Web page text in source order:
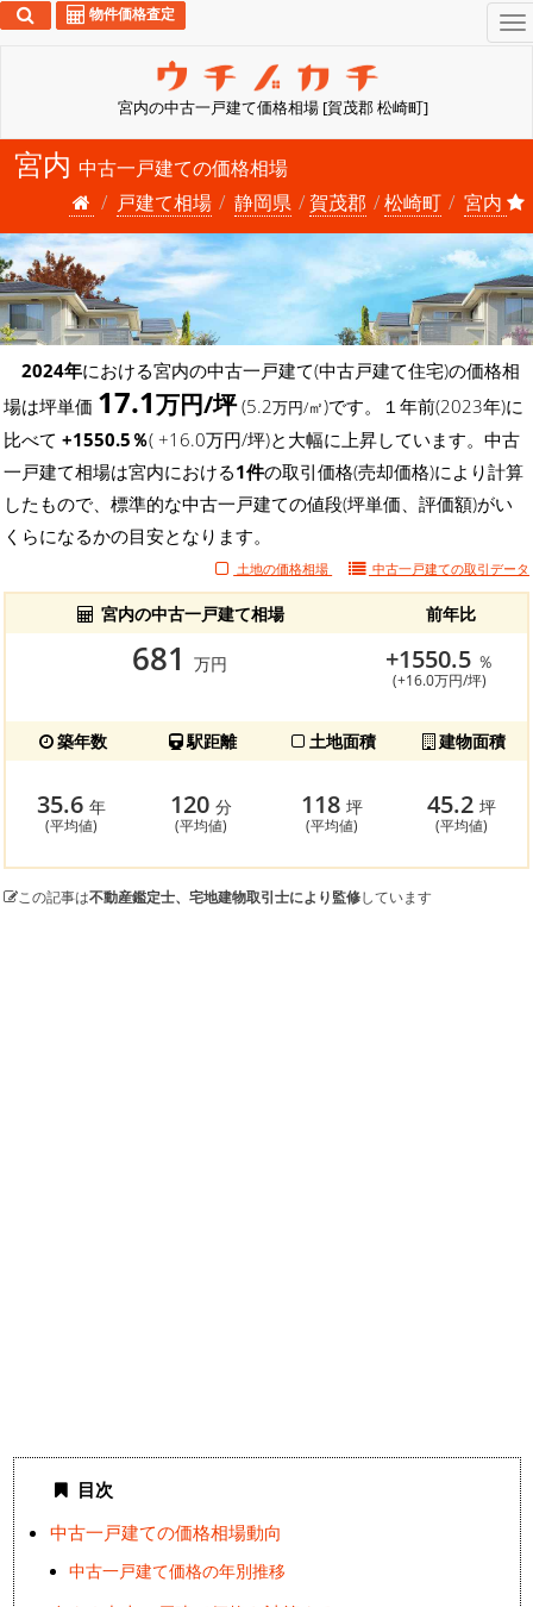
宮内の中古一戸建て価格相場 [賀茂郡 松崎町]
物件価格査定
宮内 中古一戸建ての価格相場
戸建て相場
静岡県 賀茂郡 松崎町 宮内
2024年における宮内の中古一戸建て(中古戸建て住宅)の価格相
場は坪単価 17.1万円/坪(5.2万円/㎡)です。１年前(2023年)に
比べて +1550.5％( +16.0万円/坪)と大幅に上昇しています。中古
一戸建て相場は宮内における1件の取引価格(売却価格)により計算
したもので、標準的な中古一戸建ての値段(坪単価、評価額)がい
くらになるかの目安となります。
土地の価格相場 中古一戸建ての取引データ
宮内の中古一戸建て相場 前年比
681 万円 +1550.5 ％
(+16.0万円/坪)
築年数 駅距離 土地面積 建物面積
35.6 年
(平均値)
120分
(平均値)
118 坪
(平均値)
45.2坪
(平均値)
この記事は不動産鑑定士、宅地建物取引士により監修しています
目次
中古一戸建ての価格相場動向
中古一戸建て価格の年別推移